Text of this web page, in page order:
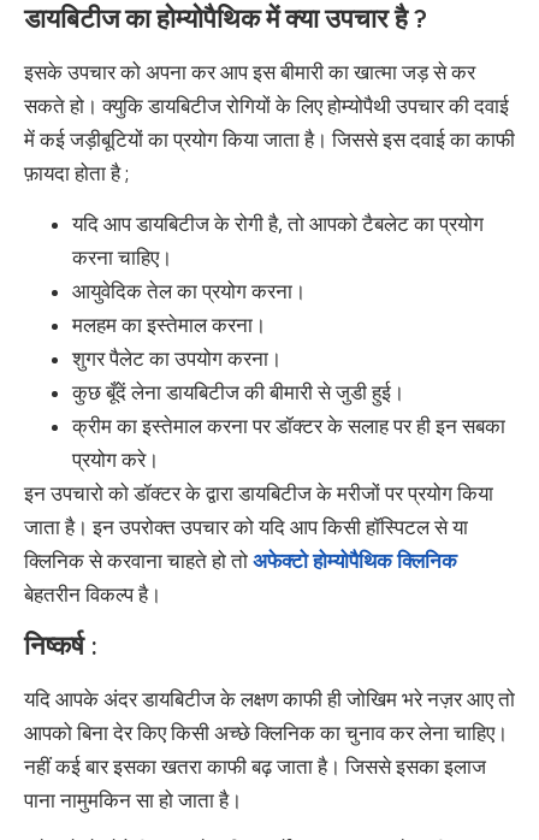
डायबिटीज का होम्योपैथिक में क्या उपचार है ?
इसके उपचार को अपना कर आप इस बीमारी का खात्मा जड़ से कर
सकते हो। क्युकि डायबिटीज रोगियों के लिए होम्योपैथी उपचार की दवाई
में कई जड़ीबूटियों का प्रयोग किया जाता है। जिससे इस दवाई का काफी
फ़ायदा होता है ;
यदि आप डायबिटीज के रोगी है, तो आपको टैबलेट का प्रयोग
करना चाहिए।
आयुवेदिक तेल का प्रयोग करना।
मलहम का इस्तेमाल करना।
शुगर पैलेट का उपयोग करना।
कुछ बूँदें लेना डायबिटीज की बीमारी से जुडी हुई।
क्रीम का इस्तेमाल करना पर डॉक्टर के सलाह पर ही इन सबका
प्रयोग करे।
इन उपचारो को डॉक्टर के द्वारा डायबिटीज के मरीजों पर प्रयोग किया
जाता है। इन उपरोक्त उपचार को यदि आप किसी हॉस्पिटल से या
क्लिनिक से करवाना चाहते हो तो अफेक्टो होम्योपैथिक क्लिनिक
बेहतरीन विकल्प है।
निष्कर्ष :
यदि आपके अंदर डायबिटीज के लक्षण काफी ही जोखिम भरे नज़र आए तो
आपको बिना देर किए किसी अच्छे क्लिनिक का चुनाव कर लेना चाहिए।
नहीं कई बार इसका खतरा काफी बढ़ जाता है। जिससे इसका इलाज
पाना नामुमकिन सा हो जाता है।